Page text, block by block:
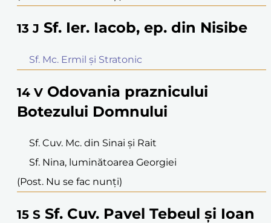
13 J Sf. Ier. Iacob, ep. din Nisibe
Sf. Mc. Ermil și Stratonic
14 V Odovania praznicului
Botezului Domnului
Sf. Cuv. Mc. din Sinai și Rait
Sf. Nina, luminătoarea Georgiei
(Post. Nu se fac nunți)
15 S Sf. Cuv. Pavel Tebeul și Ioan